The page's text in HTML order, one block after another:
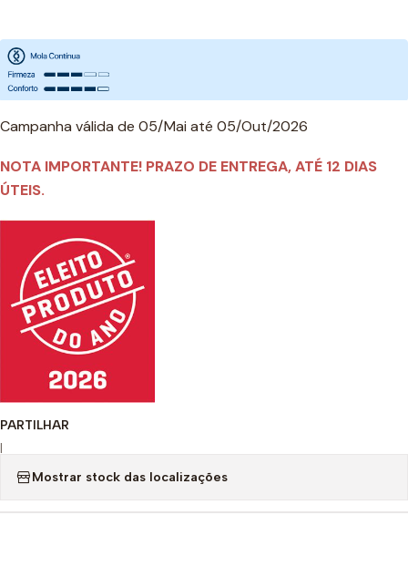
Campanha válida de 05/Mai até 05/Out/2026
NOTA IMPORTANTE! PRAZO DE ENTREGA, ATÉ 12 DIAS
ÚTEIS.
PARTILHAR
|
Mostrar stock das localizações